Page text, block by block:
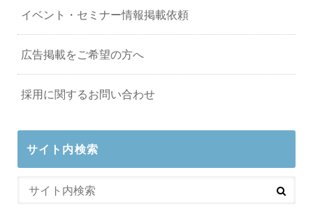
イベント・セミナー情報掲載依頼
広告掲載をご希望の方へ
採用に関するお問い合わせ
サイト内検索